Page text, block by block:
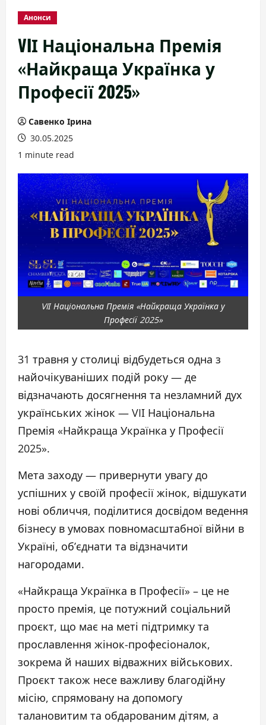
Анонси
VIІ Національна Премія
«Найкраща Українка у
Професії 2025»
Савенко Ірина
30.05.2025
1 minute read
VIІ Національна Премія «Найкраща Українка у
Професії 2025»
31 травня у столиці відбудеться одна з
найочікуваніших подій року — де
відзначають досягнення та незламний дух
українських жінок — VIІ Національна
Премія «Найкраща Українка у Професії
2025».
Мета заходу — привернути увагу до
успішних у своїй професії жінок, відшукати
нові обличчя, поділитися досвідом ведення
бізнесу в умовах повномасштабної війни в
Україні, об’єднати та відзначити
нагородами.
«Найкраща Українка в Професії» – це не
просто премія, це потужний соціальний
проєкт, що має на меті підтримку та
прославлення жінок-професіоналок,
зокрема й наших відважних військових.
Проєкт також несе важливу благодійну
місію, спрямовану на допомогу
талановитим та обдарованим дітям, а